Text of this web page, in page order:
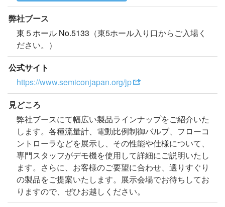
弊社ブース
東５ホール No.5133 （東5ホール入り口からご入場く
ださい。）
公式サイト
https://www.semiconjapan.org/jp
見どころ
弊社ブースにて幅広い製品ラインナップをご紹介いた
します。各種流量計、電動比例制御バルブ、フローコ
ントローラなどを展示し、その性能や仕様について、
専門スタッフがデモ機を使用して詳細にご説明いたし
ます。さらに、お客様のご要望に合わせ、選りすぐり
の製品をご提案いたします。展示会場でお待ちしてお
りますので、ぜひお越しください。